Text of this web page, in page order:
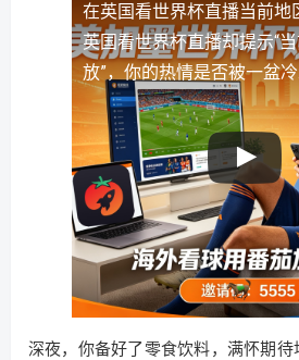
在英国看世界杯直播当前地
英国看世界杯直播却提示“
放”，你的热情是否被一盆
深夜，你备好了零食饮料，满怀期